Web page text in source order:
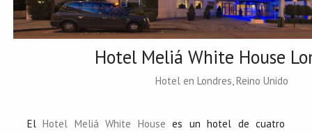
Hotel Meliá White House
Hotel en Londres, Reino Unido
ElHotel Meliá White House es un hotel de cuatro